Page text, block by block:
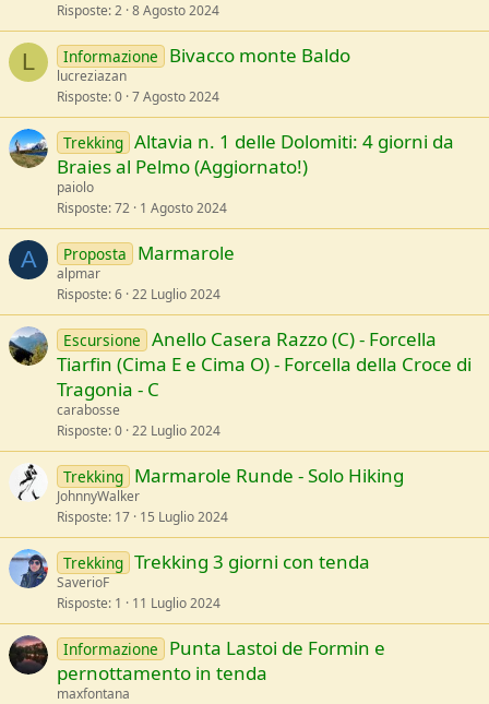
Risposte 2 8 Agosto 2024
L Informazione Bivacco monte Baldo
lucreziazan
Risposte 0 7 Agosto 2024
Trekking Altavia n. 1 delle Dolomiti: 4 giorni da
Braies al Pelmo (Aggiornato!)
paiolo
Risposte 72 1 Agosto 2024
A Proposta Marmarole
alpmar
Risposte 6 22 Luglio 2024
Escursione Anello Casera Razzo (C) - Forcella
Tiarfin (Cima E e Cima O) - Forcella della Croce di
Tragonia - C
carabosse
Risposte 0 22 Luglio 2024
Trekking Marmarole Runde - Solo Hiking
JohnnyWalker
Risposte 17 15 Luglio 2024
Trekking Trekking 3 giorni con tenda
SaverioF
Risposte 1 11 Luglio 2024
Informazione
Punta Lastoi de Formin e
pernottamento in tenda
maxfontana